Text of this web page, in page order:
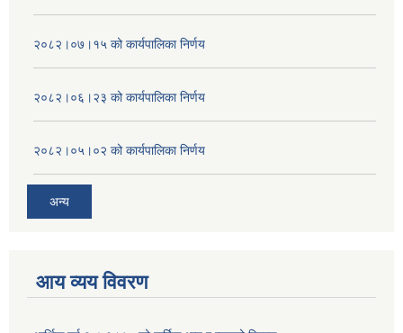
२०८२।०७।१५ को कार्यपालिका निर्णय
२०८२।०६।२३ को कार्यपालिका निर्णय
२०८२।०५।०२ को कार्यपालिका निर्णय
अन्य
आय व्यय विवरण